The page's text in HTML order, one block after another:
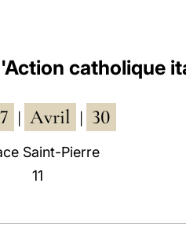
catholique
Avril 30
Saint-Pierre
11